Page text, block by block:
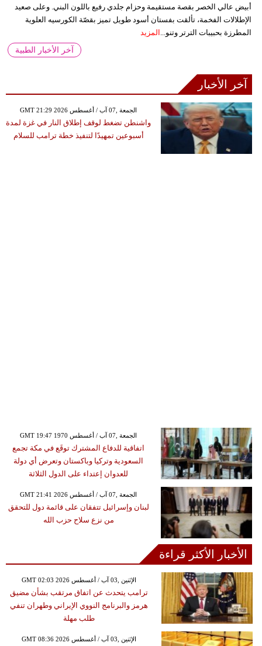
أبيض عالي الخصر بقصة مستقيمة وحزام جلدي رفيع باللون البني. وعلى صعيد
الإطلالات الفخمة، تألقت بفستان أسود طويل تميز بقصّة الكورسيه العلوية
المطرزة بحبيبات الترتر وتنو... المزيد
آخر الأخبار الطبية
آخر الأخبار
GMT 21:29 2026 الجمعة ,07 آب / أغسطس
واشنطن تضغط لوقف إطلاق النار في غزة لمدة
أسبوعين تمهيدًا لتنفيذ خطة ترامب للسلام
GMT 19:47 1970 الجمعة ,07 آب / أغسطس
اتفاقية للدفاع المشترك توقَع في مكة تجمع
السعودية وتركيا وباكستان وتعرض أي دولة
للعدوان إعتداء على الدول الثلاثة
GMT 21:41 2026 الجمعة ,07 آب / أغسطس
لبنان وإسرائيل تتفقان على قائمة دول للتحقق
من نزع سلاح حزب الله
الأخبار الأكثر قراءة
GMT 02:03 2026 الإثنين ,03 آب / أغسطس
ترامب يتحدث عن اتفاق مرتقب بشأن مضيق
هرمز والبرنامج النووي الإيراني وطهران تنفي
طلب مهلة
GMT 08:36 2026 الإثنين ,03 آب / أغسطس